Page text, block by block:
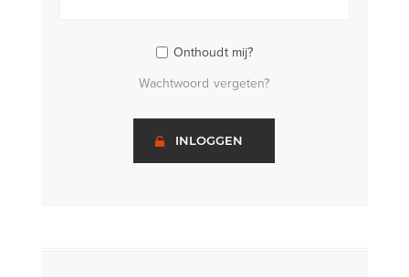
Onthoudt mij?
Wachtwoord vergeten?
INLOGGEN